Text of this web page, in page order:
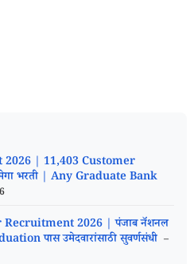
| 11,403 Customer
भरती | Any Graduate Bank
2026 | पंजाब नॅशनल
पास उमेदवारांसाठी सुवर्णसंधी –